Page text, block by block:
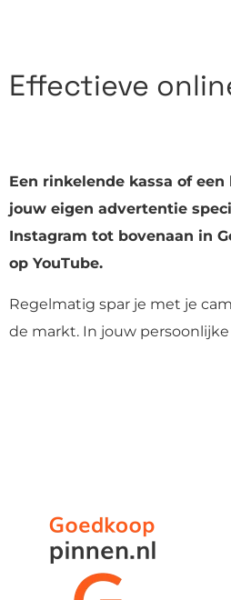
Effectieve
Een rinkelende kassa of
jouw eigen advertentie
Instagram tot bovenaan in
op YouTube.
Regelmatig spar je met je
de markt. In jouw